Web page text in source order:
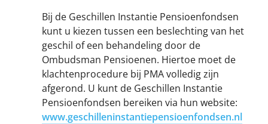
Bij de Geschillen Instantie Pensioenfondsen
kunt u kiezen tussen een beslechting van het
geschil of een behandeling door de
Ombudsman Pensioenen. Hiertoe moet de
klachtenprocedure bij PMA volledig zijn
afgerond. U kunt de Geschillen Instantie
Pensioenfondsen bereiken via hun website:
www.geschilleninstantiepensioenfondsen.nl